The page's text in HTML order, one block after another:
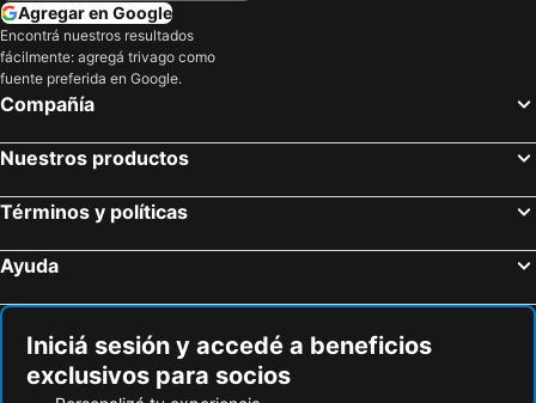
Agregar en Google
Encontrá nuestros resultados
fácilmente: agregá trivago como
fuente preferida en Google.
Compañía
Nuestros productos
Términos y políticas
Ayuda
Iniciá sesión y accedé a beneficios
exclusivos para socios